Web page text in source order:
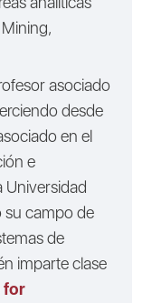
asociado
desde
en el
e
Universidad
su campo de
de
imparte clase
for